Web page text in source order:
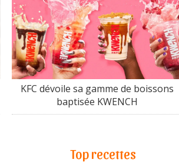
KFC dévoile sa gamme de boissons
baptisée KWENCH
Top recettes